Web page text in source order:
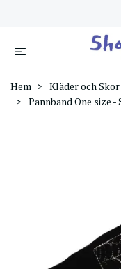
Hem Kläder och Skor
Pannband One size